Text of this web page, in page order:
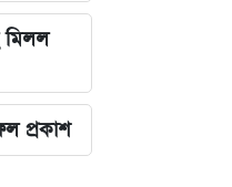
মিলল
প্রকাশ